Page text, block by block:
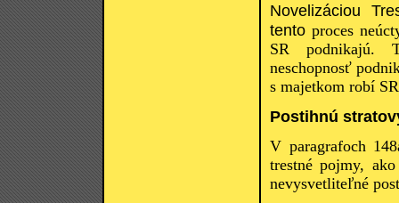
Novelizáciou
tento proces
SR podnikajú.
neschopnosť
s majetkom robí
Postihnú
V paragrafoch
trestné pojmy,
nevysvetliteľné